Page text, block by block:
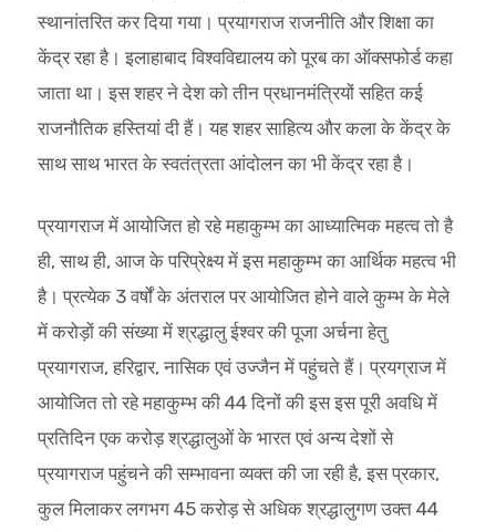
स्थानांतरित कर दिया गया। प्रयागराज राजनीति और शिक्षा का
केंद्र रहा है। इलाहाबाद विश्वविद्यालय को पूरब का ऑक्सफोर्ड कहा
जाता था। इस शहर ने देश को तीन प्रधानमंत्रियों सहित कई
राजनौतिक हस्तियां दी हैं। यह शहर साहित्य और कला के केंद्र के
साथ साथ भारत के स्वतंत्रता आंदोलन का भी केंद्र रहा है।
प्रयागराज में आयोजित हो रहे महाकुम्भ का आध्यात्मिक महत्व तो है
ही, साथ ही, आज के परिप्रेक्ष्य में इस महाकुम्भ का आर्थिक महत्व भी
है। प्रत्येक 3 वर्षों के अंतराल पर आयोजित होने वाले कुम्भ के मेले
में करोड़ों की संख्या में श्रद्धालु ईश्वर की पूजा अर्चना हेतु
प्रयागराज, हरिद्वार, नासिक एवं उज्जैन में पहुंचते हैं। प्रयग्राज में
आयोजित तो रहे महाकुम्भ की 44 दिनों की इस इस पूरी अवधि में
प्रतिदिन एक करोड़ श्रद्धालुओं के भारत एवं अन्य देशों से
प्रयागराज पहुंचने की सम्भावना व्यक्त की जा रही है, इस प्रकार,
कुल मिलाकर लगभग 45 करोड़ से अधिक श्रद्धालुगण उक्त 44